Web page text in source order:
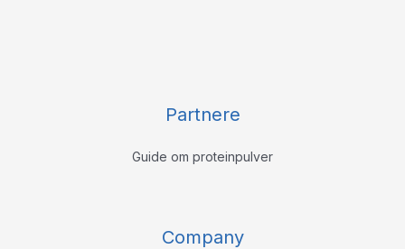
Partnere
Guide om proteinpulver
Company